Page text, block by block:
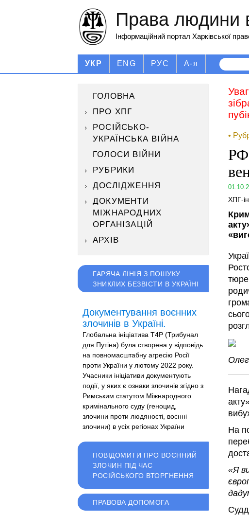
Права людини
Інформаційний портал Харківської
УКР ENG РУС А-я
ГОЛОВНА
ПРО ХПГ
РОСІЙСЬКО-
УКРАЇНСЬКА ВІЙНА
ГОЛОСИ ВІЙНИ
РУБРИКИ
ДОСЛІДЖЕННЯ
ДОКУМЕНТИ
МІЖНАРОДНИХ
ОРГАНІЗАЦІЙ
АРХІВ
ГАРЯЧА ЛІНІЯ З ПОШУКУ
ЗНИКЛИХ БЕЗВІСТИ В УКРАЇНІ
Документування воєнних
злочинів в Україні.
Глобальна ініціатива T4P (Трибунал
для Путіна) була створена у відповідь
на повномасштабну агресію Росії
проти України у лютому 2022 року.
Учасники ініціативи документують
події, у яких є ознаки злочинів згідно з
Римським статутом Міжнародного
кримінального суду (геноцид,
злочини проти людяності, воєнні
злочини) в усіх регіонах України
ПОВІДОМИТИ ПРО ВОЄННИЙ
ЗЛОЧИН ПІД ЧАС
РОСІЙСЬКОГО ВТОРГНЕННЯ
ПРАВОВА ДОПОМОГА
•
ХПГ-
На
«Я